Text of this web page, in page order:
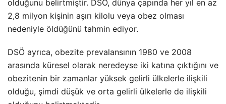
olduğunu belirtmiştir. DSÖ, dünya çapında her yıl en az
2,8 milyon kişinin aşırı kilolu veya obez olması
nedeniyle öldüğünü tahmin ediyor.
DSÖ ayrıca, obezite prevalansının 1980 ve 2008
arasında küresel olarak neredeyse iki katına çıktığını ve
obezitenin bir zamanlar yüksek gelirli ülkelerle ilişkili
olduğu, şimdi düşük ve orta gelirli ülkelerle de ilişkili